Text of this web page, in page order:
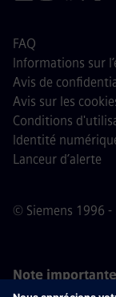
© Siemens 1996 -
FAQ
Informations sur
Avis de
Avis sur les
Conditions
Identité
Lanceur d’alerte
Note